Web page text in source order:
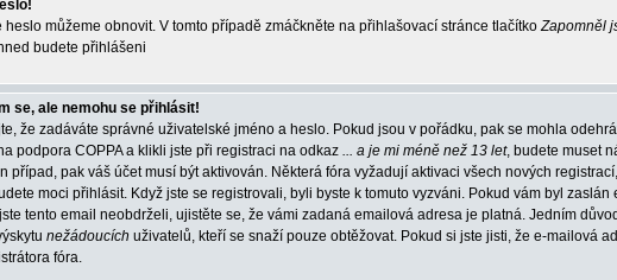
heslo můžeme obnovit. V tomto případě zmáčkněte na přihlašovací stránce tlačítkoZapomněl
budete přihlášeni
se, ale nemohu se přihlásit!
že zadáváte správné uživatelské jméno a heslo. Pokud jsou v pořádku, pak se mohla
podpora COPPA a klikli jste při registraci na odkaz ... a je mi méně než 13 let, budete muset
případ, pak váš účet musí být aktivován. Některá fóra vyžadují aktivaci všech nových
moci přihlásit. Když jste se registrovali, byli byste k tomuto vyzváni. Pokud vám byl
tento email neobdrželi, ujistěte se, že vámi zadaná emailová adresa je platná. Jedním
nežádoucích uživatelů, kteří se snaží pouze obtěžovat. Pokud si jste jisti, že e-mailová
fóra.